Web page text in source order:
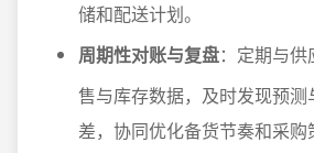
储和配送计划。
周期性对账与复盘：定期与
售与库存数据，及时发现预测
差，协同优化备货节奏和采购